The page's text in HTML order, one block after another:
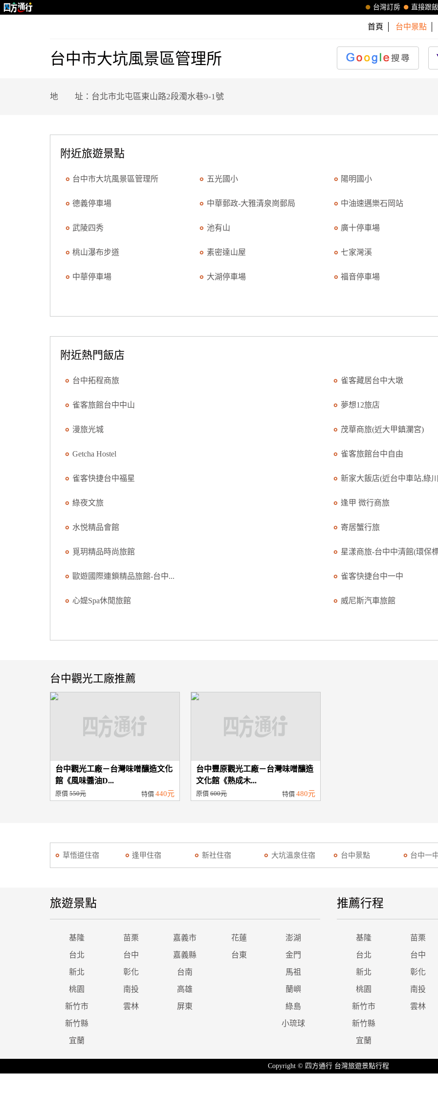
直接跟
台灣訂房
首頁 台中景點
台中市大坑風景區管理所
地 址：台北市北屯區東山路2段濁水巷9-1號
附近旅遊景點
台中市大坑風景區管理所 五光國小 陽明國小
德義停車場 中華郵政-大雅清泉崗郵局 中油速邁樂石岡站
武陵四秀 池有山 廣十停車場
桃山瀑布步道 素密達山屋 七家灣溪
中華停車場 大湖停車場 福音停車場
附近熱門飯店
台中拓程商旅 雀客藏居台中大墩
雀客旅館台中中山 夢想12旅店
漫旅光城 茂華商旅(近大甲鎮瀾宮)
Getcha Hostel 雀客旅館台中自由
雀客快捷台中福星 新家大飯店(近台中車站,綠
綠夜文旅 逢甲 微行商旅
水悦精品會館 寄居蟹行旅
覓玥精品時尚旅館 星漾商旅-台中中清館(環保
歐遊國際連鎖精品旅館-台中... 雀客快捷台中一中
心媞Spa休閒旅館 威尼斯汽車旅館
台中觀光工廠推薦
台中觀光工廠－台灣味噌釀造文化
館《風味醬油D...
原價 550元 特價 440元
台中豐原觀光工廠－台灣味噌釀造
文化館《熟成木...
原價600元 特價480元
草悟道住宿 逢甲住宿 新社住宿 大坑溫泉住宿 台中景點 台中一
旅遊景點
基隆 苗栗 嘉義市 花蓮 澎湖
台北 台中 嘉義縣 台東 金門
新北 彰化 台南 馬祖
桃園 南投 高雄 蘭嶼
新竹市 雲林 屏東 綠島
新竹縣 小琉球
宜蘭
推薦行程
基隆 苗栗
台北 台中
新北 彰化
桃園 南投
新竹市 雲林
新竹縣
宜蘭
Copyright © 四方通行 台灣旅遊景點行程